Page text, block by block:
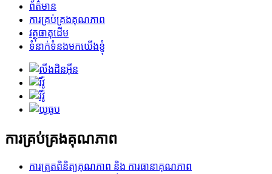
ព័ត៌មាន
ការគ្រប់គ្រងគុណភាព
វត្ថុធាតុដើម
ទំនាក់ទំនងមកយើងខ្ញុំ
ការគ្រប់គ្រងគុណភាព
ការត្រួតពិនិត្យគុណភាព និង ការធានាគុណភាព